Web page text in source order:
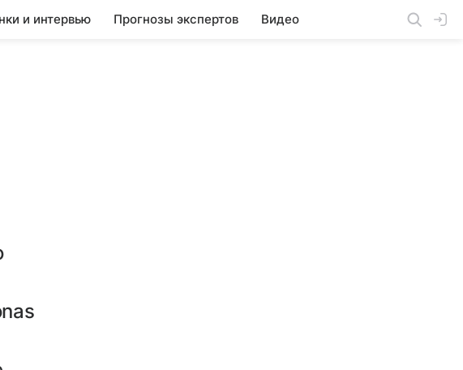
и интервью Прогнозы экспертов Видео